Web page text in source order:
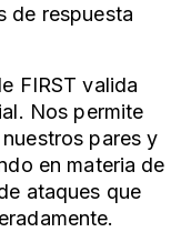
de respuesta
FIRST valida
Nos permite
pares y
en materia de
ataques que